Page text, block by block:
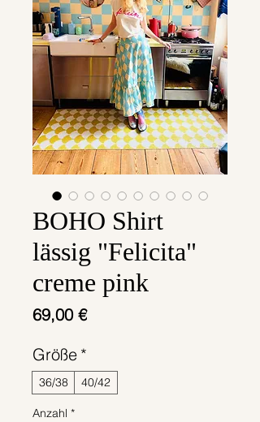
BOHO Shirt
lässig "Felicita"
creme pink
69,00 €Preis
Größe *
36/38 40/42
Anzahl *